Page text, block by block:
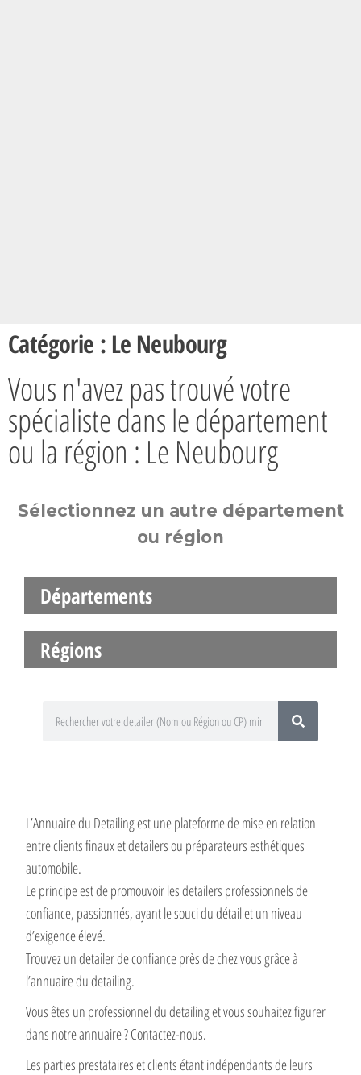
Catégorie : Le Neubourg
Vous n'avez pas trouvé votre
spécialiste dans le département
ou la région : Le Neubourg
Sélectionnez un autre département
ou région
Départements
Régions
L’Annuaire du Detailing est une plateforme de mise en relation
entre clients finaux et detailers ou préparateurs esthétiques
automobile.
Le principe est de promouvoir les detailers professionnels de
confiance, passionnés, ayant le souci du détail et un niveau
d’exigence élevé.
Trouvez un detailer de confiance près de chez vous grâce à
l’annuaire du detailing.
Vous êtes un professionnel du detailing et vous souhaitez figurer
dans notre annuaire ? Contactez-nous.
Les parties prestataires et clients étant indépendants de leurs